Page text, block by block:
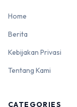
Home
Berita
Kebijakan Privasi
Tentang Kami
CATEGORIES